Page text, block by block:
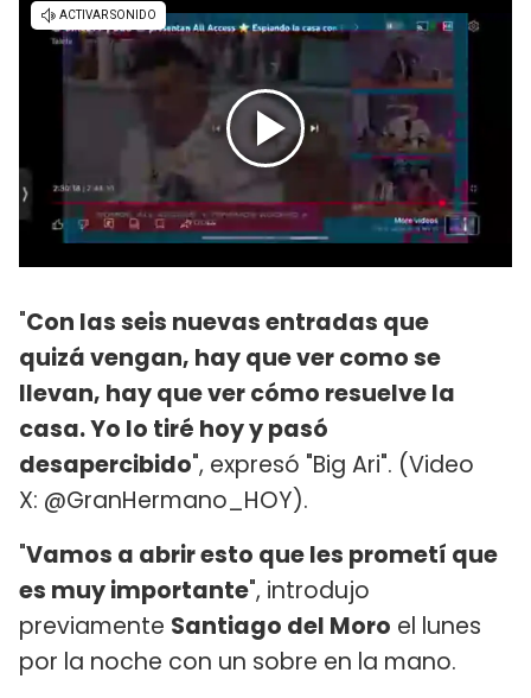
"Con las seis nuevas entradas que
quizá vengan, hay que ver como se
llevan, hay que ver cómo resuelve la
casa. Yo lo tiré hoy y pasó
desapercibido", expresó "Big Ari". (Video
X: @GranHermano_HOY).
"Vamos a abrir esto que les prometí que
es muy importante", introdujo
previamente Santiago del Moro el lunes
por la noche con un sobre en la mano.